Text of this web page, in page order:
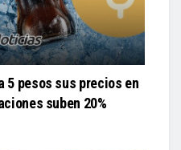
5 pesos sus precios en
suben 20%